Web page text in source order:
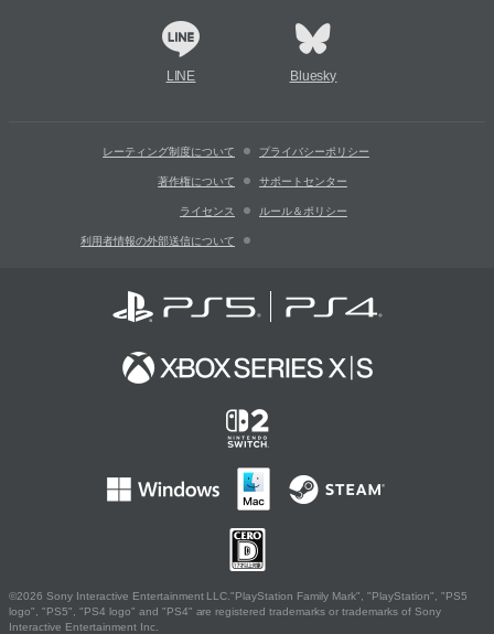
LINE Bluesky
レーティング制度について プライバシーポリシー
著作権について サポートセンター
ライセンス ルール＆ポリシー
利用者情報の外部送信について
©2026 Sony Interactive Entertainment LLC."PlayStation Family Mark", "PlayStation", "PS5
logo", "PS5", "PS4 logo" and "PS4" are registered trademarks or trademarks of Sony
Interactive Entertainment Inc.